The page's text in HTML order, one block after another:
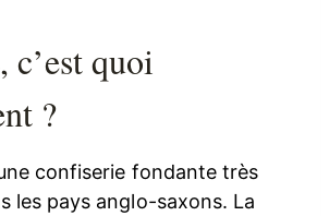
c’est quoi
?
confiserie fondante très
les pays anglo-saxons. La